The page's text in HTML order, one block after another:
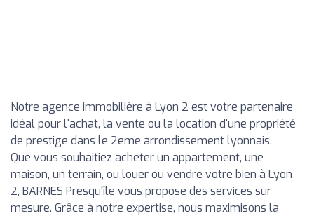
Notre agence immobilière à Lyon 2 est votre partenaire
idéal pour l'achat, la vente ou la location d'une propriété
de prestige dans le 2eme arrondissement lyonnais.
Que vous souhaitiez acheter un appartement, une
maison, un terrain, ou louer ou vendre votre bien à Lyon
2, BARNES Presqu'île vous propose des services sur
mesure. Grâce à notre expertise, nous maximisons la